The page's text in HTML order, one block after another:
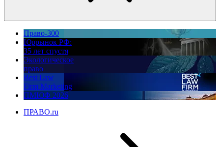
Право-300
Юррынок РФ:
35 лет спустя
Экологическое
право
Best Law
Firm Marketing
ПМЮФ 2026
ПРАВО.ru